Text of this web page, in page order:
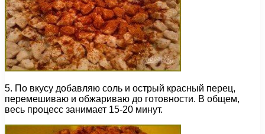
5. По вкусу добавляю соль и острый красный перец,
перемешиваю и обжариваю до готовности. В общем,
весь процесс занимает 15-20 минут.